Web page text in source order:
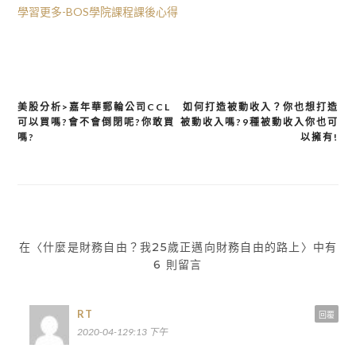
學習更多-BOS學院課程課後心得
文
如何打造被動收入？你也想打造
被動收入嗎?9種被動收入你也可
以擁有!
美股分析>嘉年華郵輪公司CCL
可以買嗎?會不會倒閉呢?你敢買
嗎?
在〈什麼是財務自由？我25歲正邁向財務自由的路上〉中有
6 則留言
RT
2020-04-129:13 下午
回覆